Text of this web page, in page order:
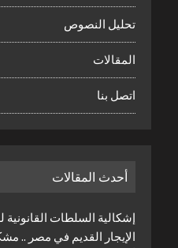
تحليل النصوص
المقالات
اتصل بنا
أحدث المقالات
إشكالية السلطات
الإيجار القديم في مصر ..